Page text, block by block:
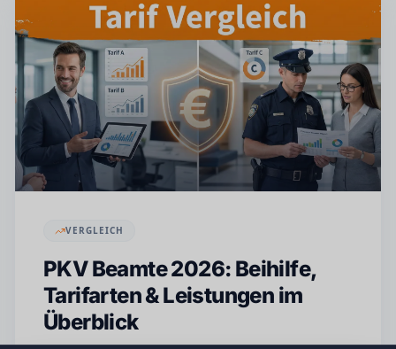
VERGLEICH
PKV Beamte 2026: Beihilfe,
Tarifarten & Leistungen im
Überblick